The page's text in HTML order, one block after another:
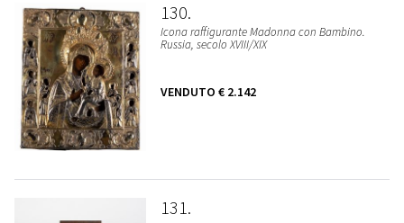
130
Icona raffigurante Madonna con Bambino.
Russia, secolo XVIII/XIX
VENDUTO € 2.142
131